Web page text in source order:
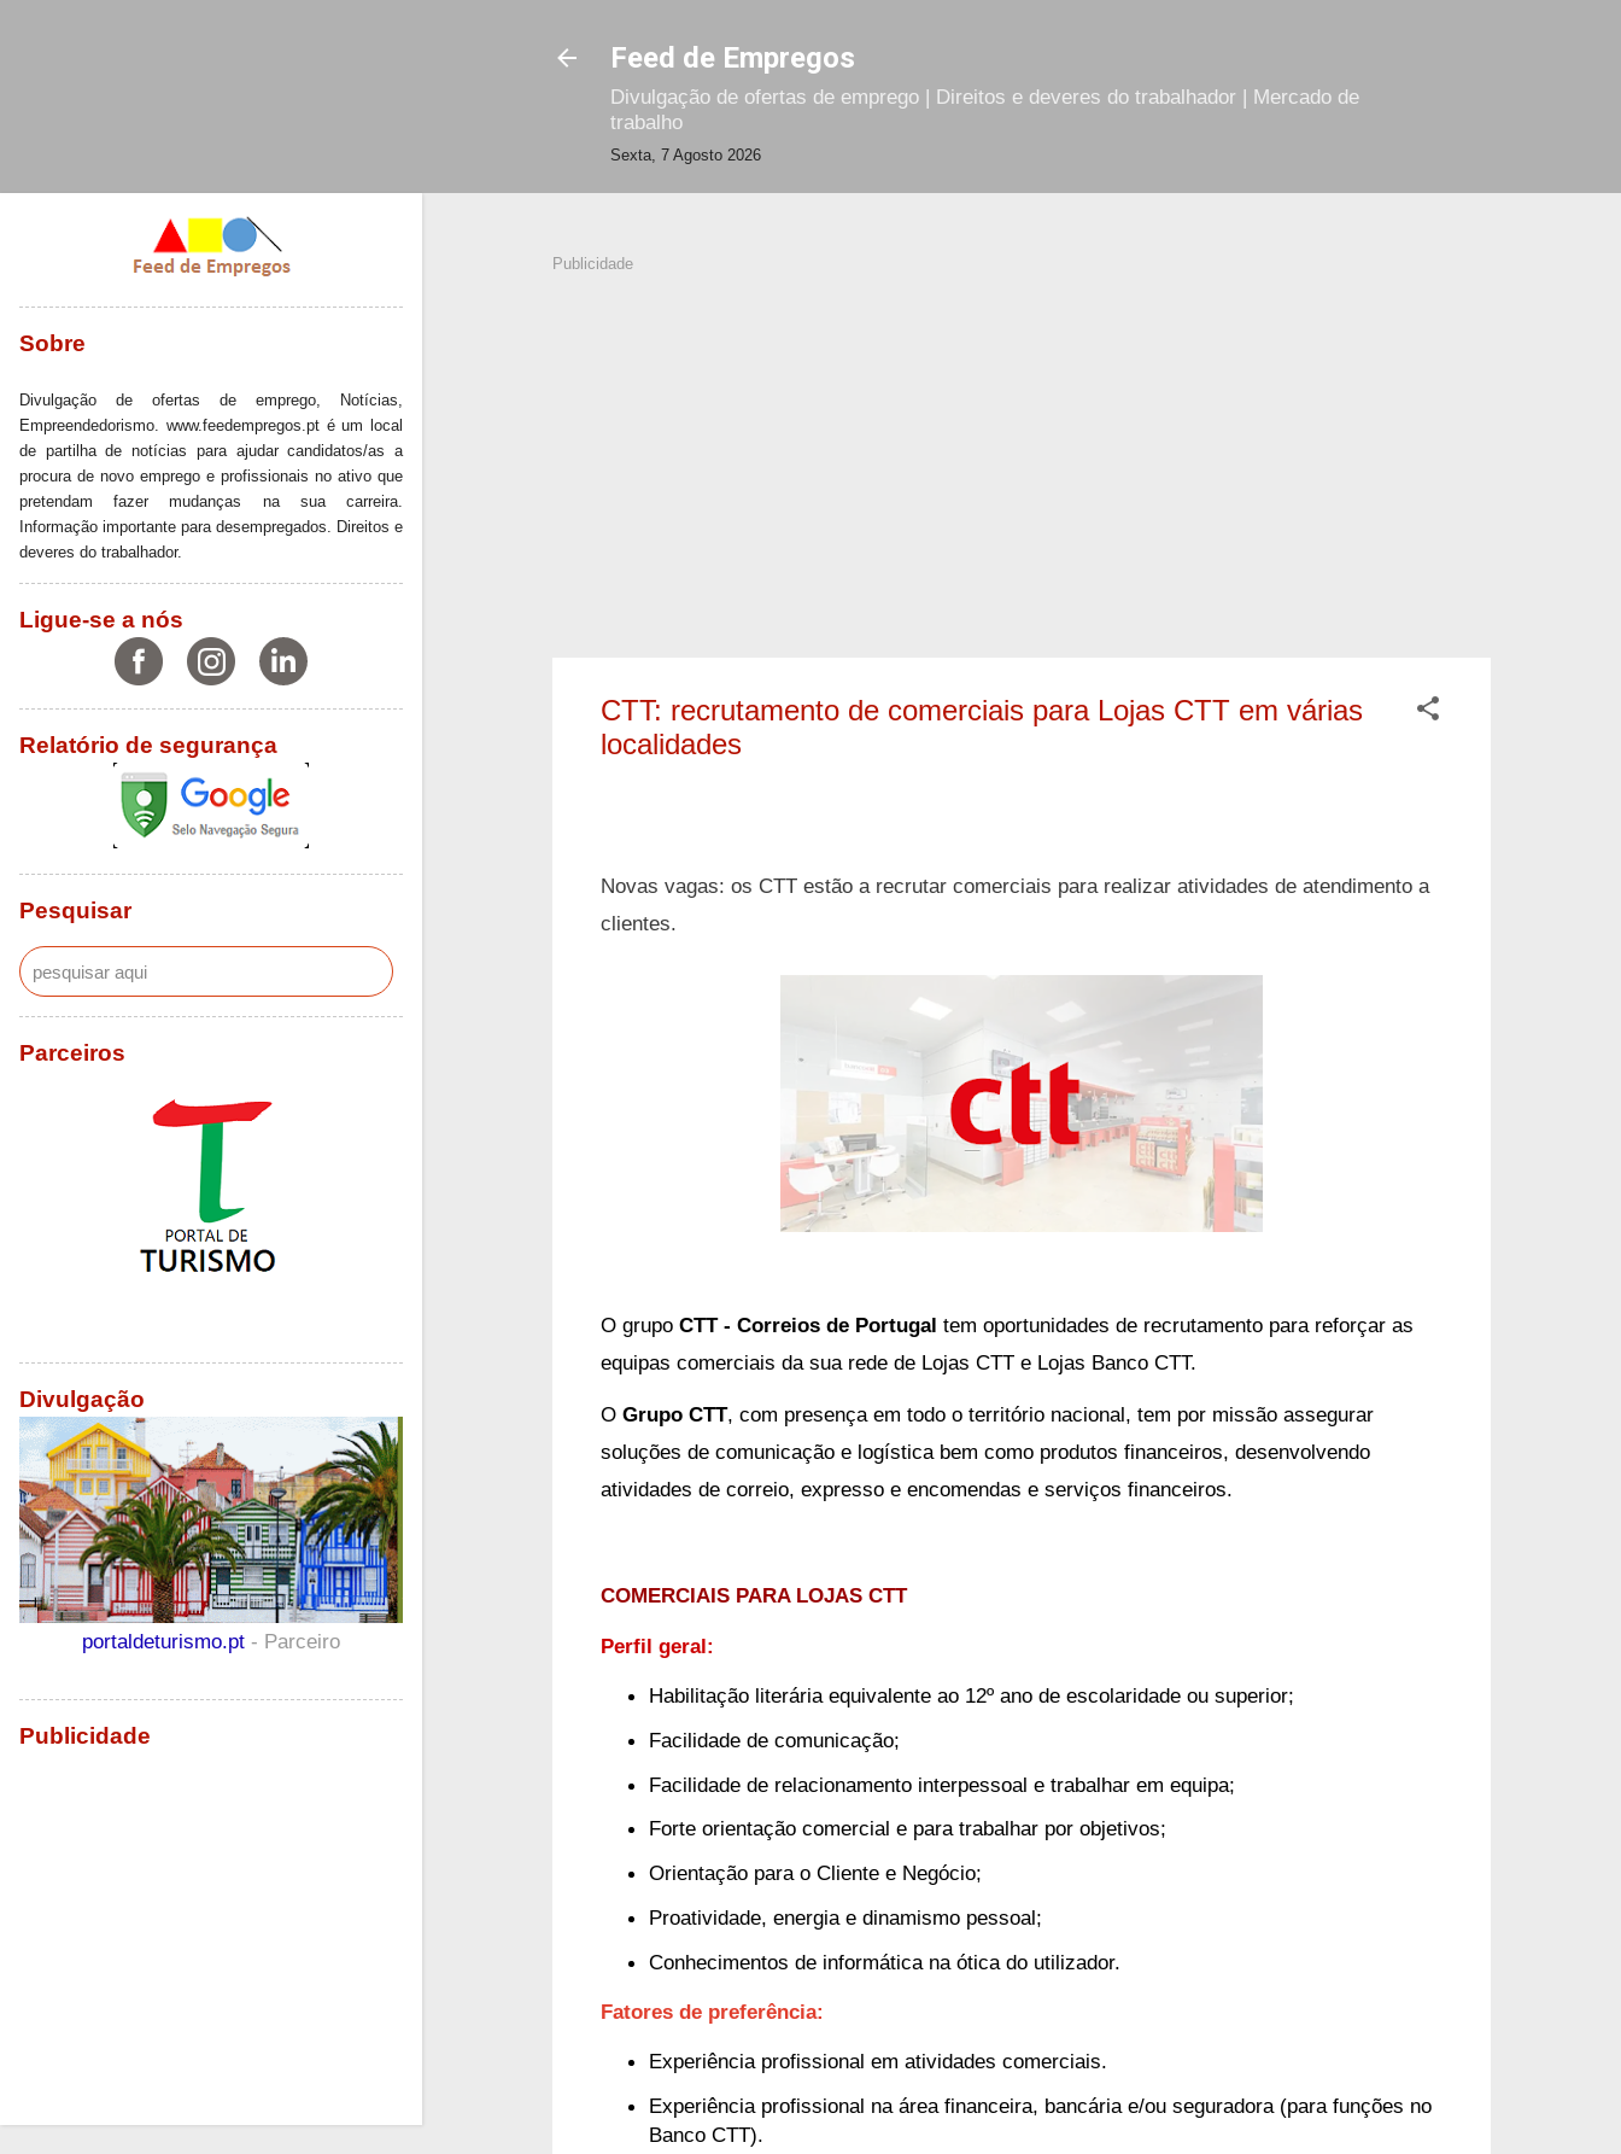
Feed de Empregos
Divulgação de ofertas de emprego | Direitos e deveres do trabalhador | Mercado de
trabalho
Sexta, 7 Agosto 2026
Publicidade
CTT: recrutamento de comerciais para Lojas CTT em várias
localidades
Novas vagas: os CTT estão a recrutar comerciais para realizar atividades de atendimento a
clientes.
O grupo CTT - Correios de Portugal tem oportunidades de recrutamento para reforçar as
equipas comerciais da sua rede de Lojas CTT e Lojas Banco CTT.
O Grupo CTT, com presença em todo o território nacional, tem por missão assegurar
soluções de comunicação e logística bem como produtos financeiros, desenvolvendo
atividades de correio, expresso e encomendas e serviços financeiros.
COMERCIAIS PARA LOJAS CTT
Perfil geral:
Habilitação literária equivalente ao 12º ano de escolaridade ou superior;
Facilidade de comunicação;
Facilidade de relacionamento interpessoal e trabalhar em equipa;
Forte orientação comercial e para trabalhar por objetivos;
Orientação para o Cliente e Negócio;
Proatividade, energia e dinamismo pessoal;
Conhecimentos de informática na ótica do utilizador.
Fatores de preferência:
Experiência profissional em atividades comerciais.
Experiência profissional na área financeira, bancária e/ou seguradora (para funções no
Banco CTT).
Sobre
Divulgação de ofertas de emprego, Notícias,
Empreendedorismo. www.feedempregos.pt é um local
de partilha de notícias para ajudar candidatos/as a
procura de novo emprego e profissionais no ativo que
pretendam fazer mudanças na sua carreira.
Informação importante para desempregados. Direitos e
deveres do trabalhador.
Ligue-se a nós
Relatório de segurança
Pesquisar
Parceiros
Divulgação
portaldeturismo.pt - Parceiro
Publicidade